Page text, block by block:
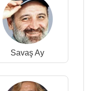
Savaş Ay